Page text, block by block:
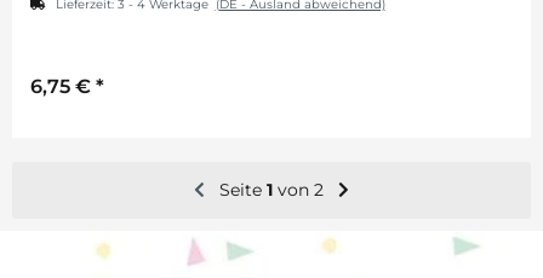
Lieferzeit: 3 - 4 Werktage (DE - Ausland abweichend)
6,75 € *
Seite 1 von 2